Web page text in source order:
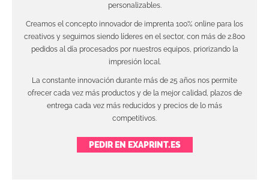
personalizables.
Creamos el concepto innovador de imprenta 100% online para los
creativos y seguimos siendo líderes en el sector, con más de 2.800
pedidos al día procesados por nuestros equipos, priorizando la
impresión local.
La constante innovación durante más de 25 años nos permite
ofrecer cada vez más productos y de la mejor calidad, plazos de
entrega cada vez más reducidos y precios de lo más
competitivos.
PEDIR EN EXAPRINT.ES